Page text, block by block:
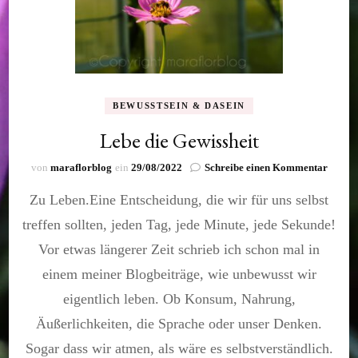
BEWUSSTSEIN & DASEIN
Lebe die Gewissheit
von maraflorblog ein 29/08/2022 Schreibe einen Kommentarzu
die
Zu Leben.Eine Entscheidung, die wir für uns selbst
treffen sollten, jeden Tag, jede Minute, jede Sekunde!
Vor etwas längerer Zeit schrieb ich schon mal in
einem meiner Blogbeiträge, wie unbewusst wir
eigentlich leben. Ob Konsum, Nahrung,
Äußerlichkeiten, die Sprache oder unser Denken.
Sogar dass wir atmen, als wäre es selbstverständlich.